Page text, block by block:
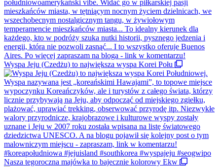
Wyspa Jeju (Czedżu) to największa wyspa Korei Połu
Nasza tegoroczna majówka to bajecznie kolorowy Ekw